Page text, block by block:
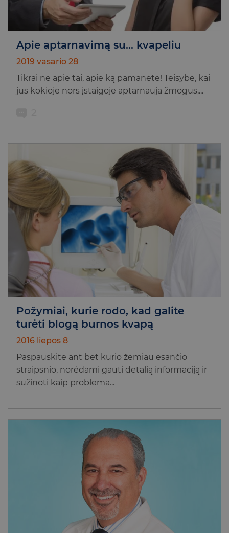
Apie aptarnavimą su… kvapeliu
2019 vasario 28
Tikrai ne apie tai, apie ką pamanėte! Teisybė, kai
jus kokioje nors įstaigoje aptarnauja žmogus,...
Požymiai, kurie rodo, kad galite
turėti blogą burnos kvapą
2016 liepos 8
Paspauskite ant bet kurio žemiau esančio
straipsnio, norėdami gauti detalią informaciją ir
sužinoti kaip problema...